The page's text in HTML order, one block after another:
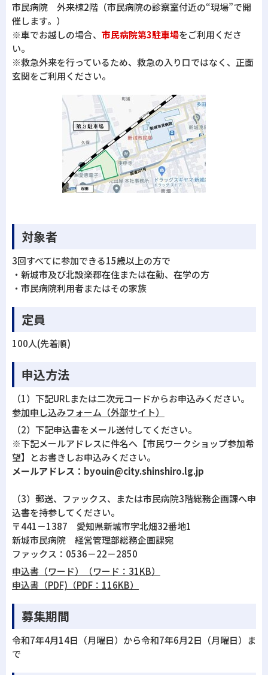
市民病院 外来棟2階（市民病院の診察室付近の“現場”で開
催します。）
※車でお越しの場合、 市民病院第3駐車場をご利用くださ
い。
※救急外来を行っているため、救急の入り口ではなく、正面
玄関をご利用ください。
対象者
3回すべてに参加できる15歳以上の方で
・新城市及び北設楽郡在住または在勤、在学の方
・市民病院利用者またはその家族
定員
100人(先着順)
申込方法
（1）下記URLまたは二次元コードからお申込みください。
参加申し込みフォーム（外部サイト）
（2）下記申込書をメール送付してください。
※下記メールアドレスに件名へ【市民ワークショップ参加希
望】とお書きしお申込みください。
メールアドレス：byouin@city.shinshiro.lg.jp
（3）郵送、ファックス、または市民病院3階総務企画課へ申
込書を持参してください。
〒441－1387 愛知県新城市字北畑32番地1
新城市民病院 経営管理部総務企画課宛
ファックス：0536－22－2850
申込書（ワード）（ワード：31KB）
申込書（PDF)（PDF：116KB）
募集期間
令和7年4月14日（月曜日）から令和7年6月2日（月曜日）ま
で